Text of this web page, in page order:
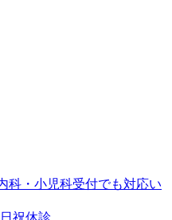
科・小児科受付でも対応い
祝休診